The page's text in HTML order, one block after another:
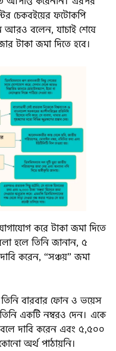
চেকবইয়ের ফটোকপি
আরও বলেন, যাচাই শেষে
টাকা জমা দিতে হবে।
করে টাকা জমা দিতে
হলে তিনি জানান, ৫
করেন, “সঞ্চয়” জমা
বারবার ফোন ও ভয়েস
একটি নম্বরও দেন। একে
বলে দাবি করেন এবং ৫,৫০০
অর্থ পাঠায়নি।